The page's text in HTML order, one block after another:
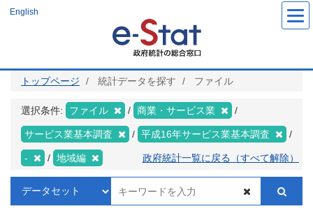
ツ
English
トップページ 統計データを探す ファイル
選択条件: ファイル 商業・サービス業
サービス業基本調査 平成16年サービス業基本調査
- 地域編 政府統計一覧に戻る（すべて解除）